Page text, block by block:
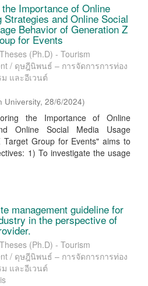
Importance of Online
Strategies and Online Social
Behavior of Generation Z
for Events
(Ph.D) - Tourism
/ ดุษฎีนิพนธ์ – การจัดการการท่อง
ม และอีเวนต์
University, 28/6/2024)
the Importance of Online
Online Social Media Usage
Group for Events" aims to
1) To investigate the usage
management guideline for
in the perspective of
(Ph.D) - Tourism
/ ดุษฎีนิพนธ์ – การจัดการการท่อง
ม และอีเวนต์